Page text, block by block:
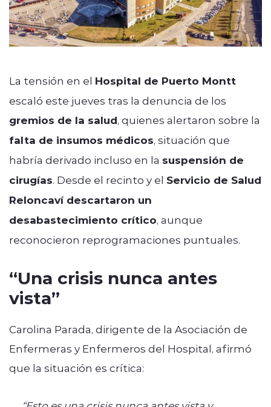
La tensión en el Hospital de Puerto Montt
escaló este jueves tras la denuncia de los
gremios de la salud, quienes alertaron sobre la
falta de insumos médicos, situación que
habría derivado incluso en la suspensión de
cirugías. Desde el recinto y el Servicio de Salud
Reloncaví descartaron un
desabastecimiento crítico, aunque
reconocieron reprogramaciones puntuales.
“Una crisis nunca antes
vista”
Carolina Parada, dirigente de la Asociación de
Enfermeras y Enfermeros del Hospital, afirmó
que la situación es crítica: